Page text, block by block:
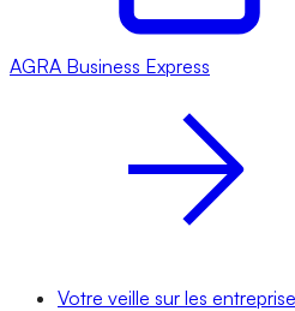
AGRA Business Express
Votre veille sur les